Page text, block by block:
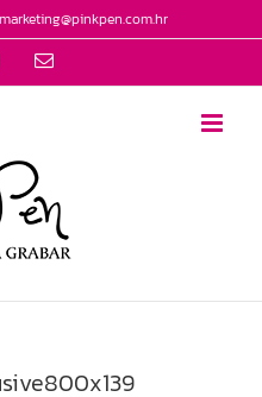
marketing@pinkpen.com.hr
Email